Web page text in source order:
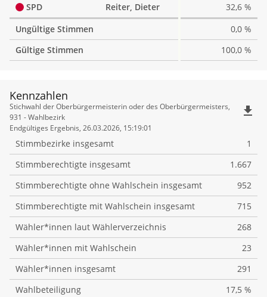
SPD
Reiter, Dieter
32,6 %
Ungültige Stimmen
0,0 %
Gültige Stimmen
100,0 %
Kennzahlen
Kennzahlen
Stichwahl der Oberbürgermeisterin oder des Oberbürgermeisters,
931 - Wahlbezirk
Endgültiges Ergebnis, 26.03.2026, 15:19:01
file_download
Stimmbezirke insgesamt
1
Stimmberechtigte insgesamt
1.667
Stimmberechtigte ohne Wahlschein insgesamt
952
Stimmberechtigte mit Wahlschein insgesamt
715
Wähler*innen laut Wählerverzeichnis
268
Wähler*innen mit Wahlschein
23
Wähler*innen insgesamt
291
Wahlbeteiligung
17,5 %